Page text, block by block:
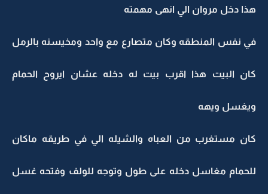
هذا دخل مروان الي انهى مهمته
في نفس المنطقه وكان متصارع مع واحد ومخيسنه بالرمل
كان البيت هذا اقرب بيت له دخله عشان ايروح الحمام
ويغسل ويهه
كان مستغرب من العباه والشيله الي في طريقه ماكان
للحمام مغاسل دخله على طول وتوجه للولف وفتحه غسل